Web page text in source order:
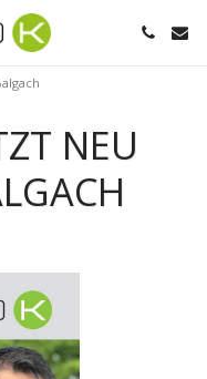
NEU